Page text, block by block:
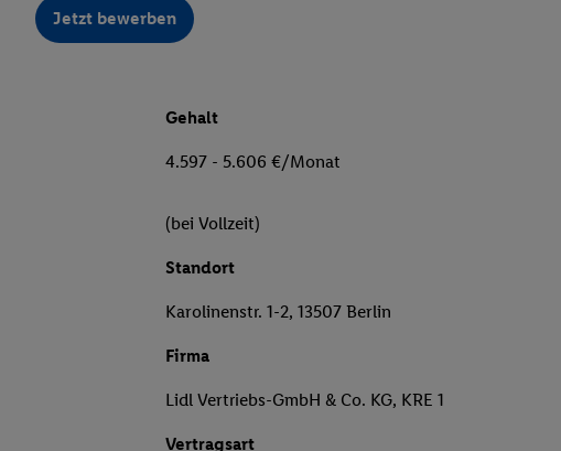
Jetzt bewerben
Gehalt
4.597 - 5.606 €/Monat
(bei Vollzeit)
Standort
Karolinenstr. 1-2, 13507 Berlin
Firma
Lidl Vertriebs-GmbH & Co. KG, KRE 1
Vertragsart